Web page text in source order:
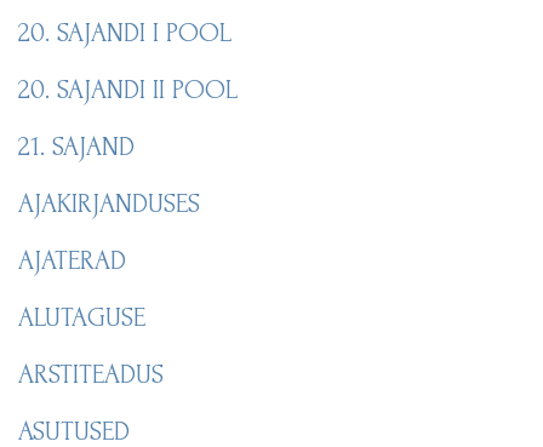
20. SAJANDI I POOL
20. SAJANDI II POOL
21. SAJAND
AJAKIRJANDUSES
AJATERAD
ALUTAGUSE
ARSTITEADUS
ASUTUSED